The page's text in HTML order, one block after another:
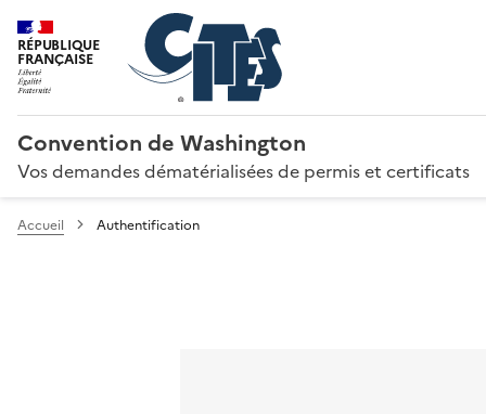
RÉPUBLIQUE
FRANÇAISE
Convention de Washington
Vos demandes dématérialisées de permis et certificats
Accueil Authentification